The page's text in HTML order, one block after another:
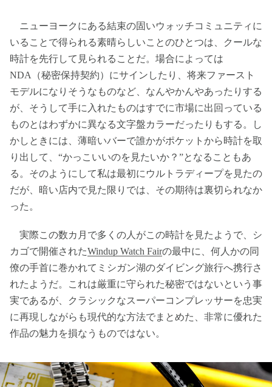
ニューヨークにある結束の固いウォッチコミュニティに
いることで得られる素晴らしいことのひとつは、クールな
時計を先行して見られることだ。場合によっては
NDA（秘密保持契約）にサインしたり、将来ファースト
モデルになりそうなものなど、なんやかんやあったりする
が、そうして手に入れたものはすでに市場に出回っている
ものとはわずかに異なる文字盤カラーだったりもする。し
かしときには、薄暗いバーで誰かがポケットから時計を取
り出して、“かっこいいのを見たいか？”となることもあ
る。そのようにして私は最初にウルトラディープを見たの
だが、暗い店内で見た限りでは、その期待は裏切られなか
った。
実際この数カ月で多くの人がこの時計を見たようで、シ
カゴで開催されたWindup Watch Fairの最中に、何人かの同
僚の手首に巻かれてミシガン湖のダイビング旅行へ携行さ
れたようだ。これは厳重に守られた秘密ではないという事
実であるが、クラシックなスーパーコンプレッサーを忠実
に再現しながらも現代的な方法でまとめた、非常に優れた
作品の魅力を損なうものではない。